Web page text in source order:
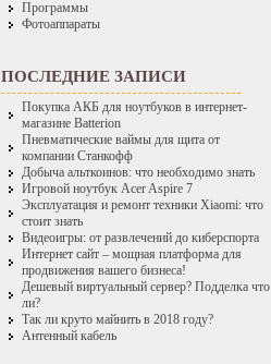
Программы
Фотоаппараты
ПОСЛЕДНИЕ ЗАПИСИ
Покупка АКБ для ноутбуков в интернет-
магазине Batterion
Пневматические ваймы для щита от
компании Станкофф
Добыча альткоинов: что необходимо знать
Игровой ноутбук Acer Aspire 7
Эксплуатация и ремонт техники Xiaomi: что
стоит знать
Видеоигры: от развлечений до киберспорта
Интернет сайт – мощная платформа для
продвижения вашего бизнеса!
Дешевый виртуальный сервер? Подделка что
ли?
Так ли круто майнить в 2018 году?
Антенный кабель